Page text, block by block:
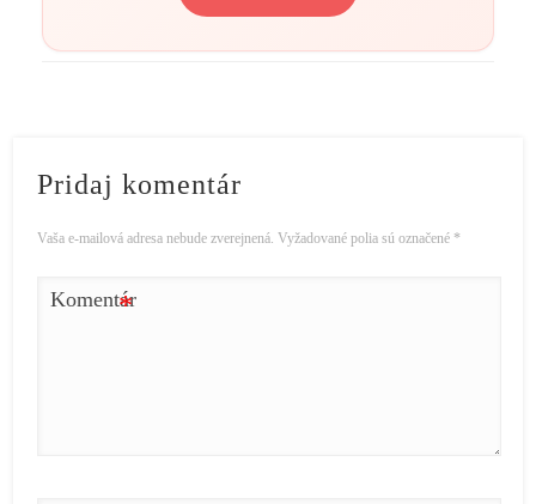
Pridaj komentár
Vaša e-mailová adresa nebude zverejnená. Vyžadované polia sú označené *
Komentár
*